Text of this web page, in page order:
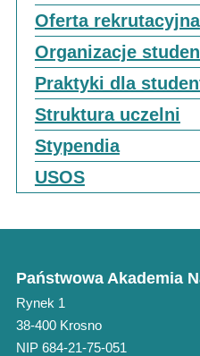
Oferta rekrutacyjna
Organizacje
Praktyki dla
Struktura uczelni
Stypendia
USOS
Państwowa Akademia
Rynek 1
38-400 Krosno
NIP 684-21-75-051